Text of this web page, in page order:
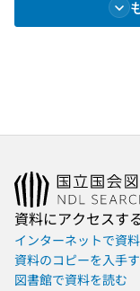
資料にアクセスす
インターネットで資
資料のコピーを入手
図書館で資料を読む